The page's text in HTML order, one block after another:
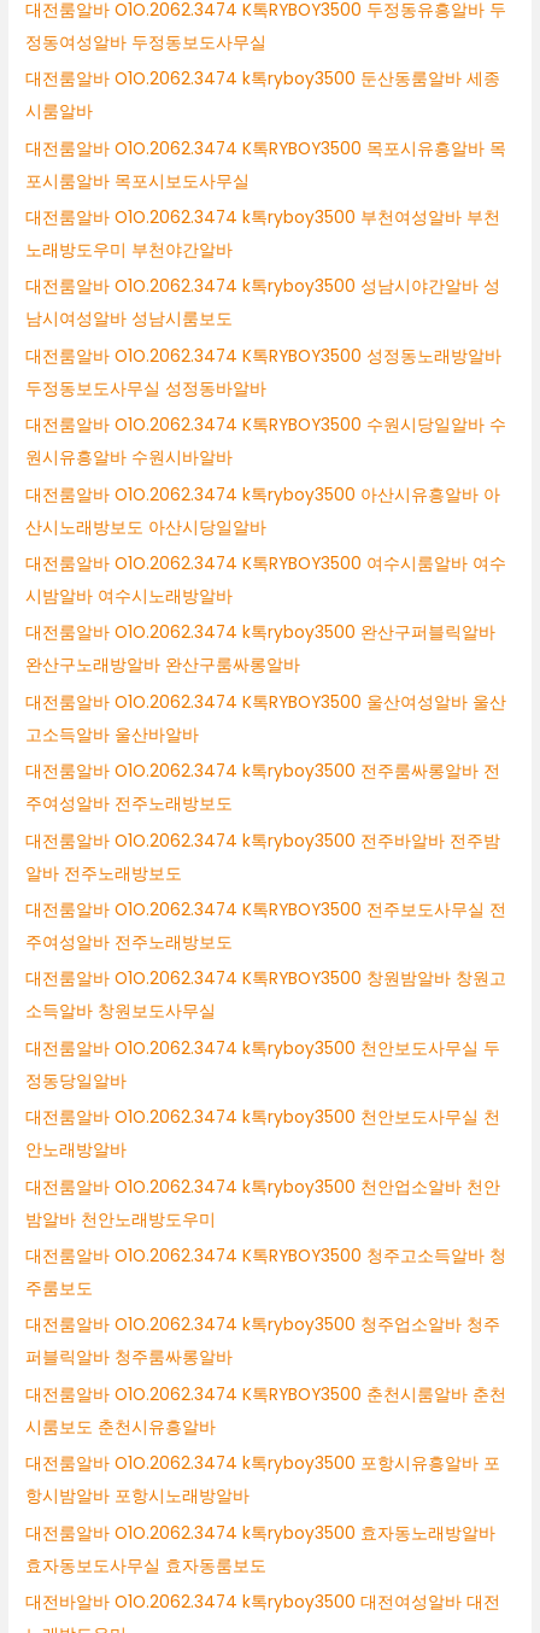
대전룸알바 O1O.2062.3474 K톡RYBOY3500 두정동유흥알바 두
정동여성알바 두정동보도사무실
대전룸알바 O1O.2062.3474 k톡ryboy3500 둔산동룸알바 세종
시룸알바
대전룸알바 O1O.2062.3474 K톡RYBOY3500 목포시유흥알바 목
포시룸알바 목포시보도사무실
대전룸알바 O1O.2062.3474 k톡ryboy3500 부천여성알바 부천
노래방도우미 부천야간알바
대전룸알바 O1O.2062.3474 k톡ryboy3500 성남시야간알바 성
남시여성알바 성남시룸보도
대전룸알바 O1O.2062.3474 K톡RYBOY3500 성정동노래방알바
두정동보도사무실 성정동바알바
대전룸알바 O1O.2062.3474 K톡RYBOY3500 수원시당일알바 수
원시유흥알바 수원시바알바
대전룸알바 O1O.2062.3474 k톡ryboy3500 아산시유흥알바 아
산시노래방보도 아산시당일알바
대전룸알바 O1O.2062.3474 K톡RYBOY3500 여수시룸알바 여수
시밤알바 여수시노래방알바
대전룸알바 O1O.2062.3474 k톡ryboy3500 완산구퍼블릭알바
완산구노래방알바 완산구룸싸롱알바
대전룸알바 O1O.2062.3474 K톡RYBOY3500 울산여성알바 울산
고소득알바 울산바알바
대전룸알바 O1O.2062.3474 k톡ryboy3500 전주룸싸롱알바 전
주여성알바 전주노래방보도
대전룸알바 O1O.2062.3474 k톡ryboy3500 전주바알바 전주밤
알바 전주노래방보도
대전룸알바 O1O.2062.3474 K톡RYBOY3500 전주보도사무실 전
주여성알바 전주노래방보도
대전룸알바 O1O.2062.3474 K톡RYBOY3500 창원밤알바 창원고
소득알바 창원보도사무실
대전룸알바 O1O.2062.3474 k톡ryboy3500 천안보도사무실 두
정동당일알바
대전룸알바 O1O.2062.3474 k톡ryboy3500 천안보도사무실 천
안노래방알바
대전룸알바 O1O.2062.3474 k톡ryboy3500 천안업소알바 천안
밤알바 천안노래방도우미
대전룸알바 O1O.2062.3474 K톡RYBOY3500 청주고소득알바 청
주룸보도
대전룸알바 O1O.2062.3474 k톡ryboy3500 청주업소알바 청주
퍼블릭알바 청주룸싸롱알바
대전룸알바 O1O.2062.3474 K톡RYBOY3500 춘천시룸알바 춘천
시룸보도 춘천시유흥알바
대전룸알바 O1O.2062.3474 k톡ryboy3500 포항시유흥알바 포
항시밤알바 포항시노래방알바
대전룸알바 O1O.2062.3474 k톡ryboy3500 효자동노래방알바
효자동보도사무실 효자동룸보도
대전바알바 O1O.2062.3474 k톡ryboy3500 대전여성알바 대전